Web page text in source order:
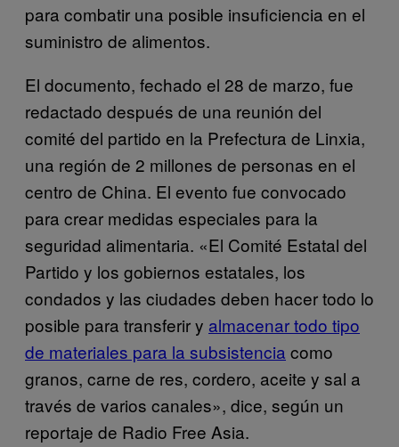
para combatir una posible insuficiencia en el
suministro de alimentos.
El documento, fechado el 28 de marzo, fue
redactado después de una reunión del
comité del partido en la Prefectura de Linxia,
una región de 2 millones de personas en el
centro de China. El evento fue convocado
para crear medidas especiales para la
seguridad alimentaria. «El Comité Estatal del
Partido y los gobiernos estatales, los
condados y las ciudades deben hacer todo lo
posible para transferir y almacenar todo tipo
de materiales para la subsistencia como
granos, carne de res, cordero, aceite y sal a
través de varios canales», dice, según un
reportaje de Radio Free Asia.